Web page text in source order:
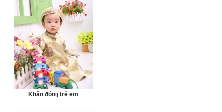
Khăn đóng trẻ em